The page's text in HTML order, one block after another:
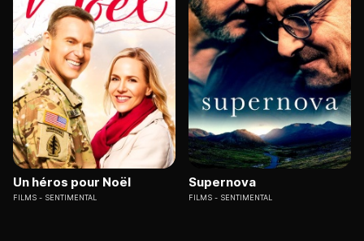
Un héros pour Noël
FILMS SENTIMENTAL
Supernova
FILMS SENTIMENTAL